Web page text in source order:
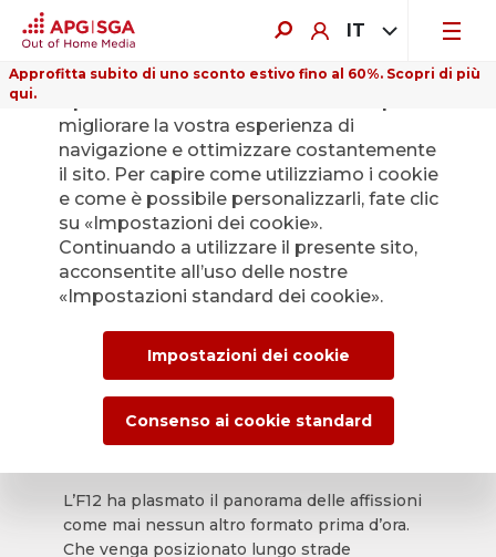
IT
Approfitta subito di uno sconto estivo fino al 60%. Scopri di più
qui.
F12
L’F12 ha plasmato il panorama delle affissioni
come mai nessun altro formato prima d’ora.
Che venga posizionato lungo strade
migliorare la vostra esperienza di
navigazione e ottimizzare costantemente
il sito. Per capire come utilizziamo i cookie
e come è possibile personalizzarli, fate clic
su «Impostazioni dei cookie».
Continuando a utilizzare il presente sito,
acconsentite all’uso delle nostre
«Impostazioni standard dei cookie».
Impostazioni dei cookie
Consenso ai cookie standard